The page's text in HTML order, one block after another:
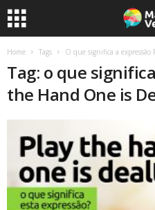
Home Tags O que significa a
Tag: o que
the Hand One is